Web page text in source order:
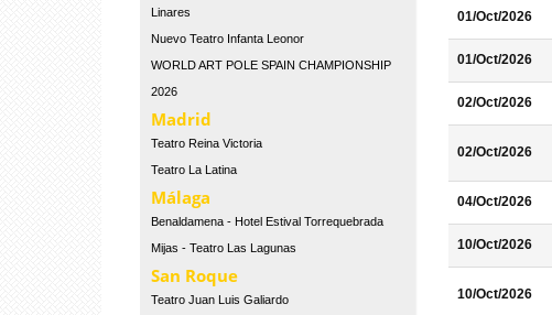
Linares
Nuevo Teatro Infanta Leonor
WORLD ART POLE SPAIN CHAMPIONSHIP
2026
Madrid
Teatro Reina Victoria
Teatro La Latina
Málaga
Benaldamena - Hotel Estival Torrequebrada
Mijas - Teatro Las Lagunas
San Roque
Teatro Juan Luis Galiardo
01/Oct/2026
01/Oct/2026
02/Oct/2026
02/Oct/2026
04/Oct/2026
10/Oct/2026
10/Oct/2026